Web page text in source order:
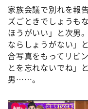
家族会議で別れを報
ズごときでしょうも
ほうがいい」と次男
ならしょうがない」
合写真をもってリビ
とを忘れないでね」
男……。